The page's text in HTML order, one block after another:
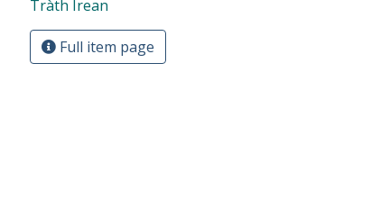
Tràth Ìrean
Full item page